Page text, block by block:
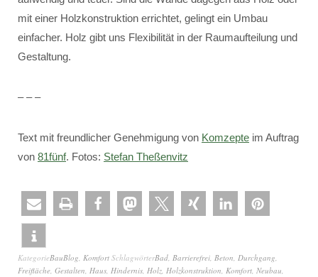
mit einer Holzkonstruktion errichtet, gelingt ein Umbau
einfacher. Holz gibt uns Flexibilität in der Raumaufteilung und
Gestaltung.
– – –
Text mit freundlicher Genehmigung von Komzepte im Auftrag
von 81fünf. Fotos: Stefan Theßenvitz
KategorieBauBlog, Komfort SchlagwörterBad, Barrierefrei, Beton, Durchgang,
Freifläche, Gestalten, Haus, Hindernis, Holz, Holzkonstruktion, Komfort, Neubau,